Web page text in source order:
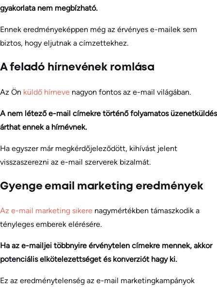
gyakorlata nem megbízható.
Ennek eredményeképpen még az érvényes e-mailek sem
biztos, hogy eljutnak a címzettekhez.
A feladó hírnevének romlása
Az Ön küldő hírneve nagyon fontos az e-mail világában.
A nem létező e-mail címekre történő folyamatos üzenetküldés
árthat ennek a hírnévnek.
Ha egyszer már megkérdőjeleződött, kihívást jelent
visszaszerezni az e-mail szerverek bizalmát.
Gyenge email marketing eredmények
Az e-mail marketing sikere nagymértékben támaszkodik a
tényleges emberek elérésére.
Ha az e-mailjei többnyire érvénytelen címekre mennek, akkor
potenciális elkötelezettséget és konverziót hagy ki.
Ez az eredménytelenség az e-mail marketingkampányok